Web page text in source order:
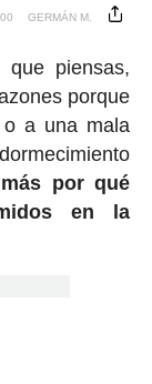
GERMÁN M.
piensas,
porque
o a una mala
por qué
en la